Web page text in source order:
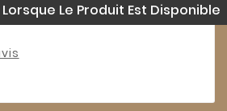
Le Produit Est Disponible